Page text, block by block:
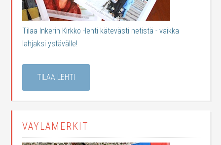
Tilaa Inkerin Kirkko -lehti kätevästi netistä - vaikka
lahjaksi ystävälle!
TILAA LEHTI
VÄYLÄMERKIT